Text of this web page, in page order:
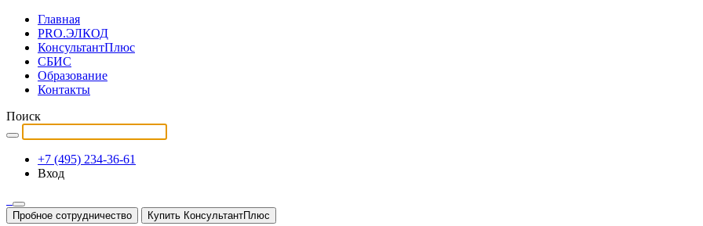
Главная
PRO.ЭЛКОД
КонсультантПлюс
СБИС
Образование
Контакты
Поиск
+7 (495) 234-36-61
Вход
Пробное сотрудничество Купить КонсультантПлюс